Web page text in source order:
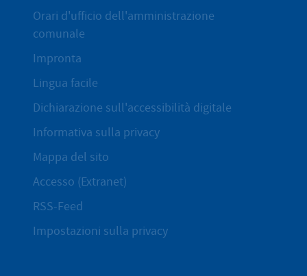
Orari d'ufficio dell'amministrazione
comunale
Impronta
Lingua facile
Dichiarazione sull'accessibilità digitale
Informativa sulla privacy
Mappa del sito
Accesso (Extranet)
RSS-Feed
Impostazioni sulla privacy